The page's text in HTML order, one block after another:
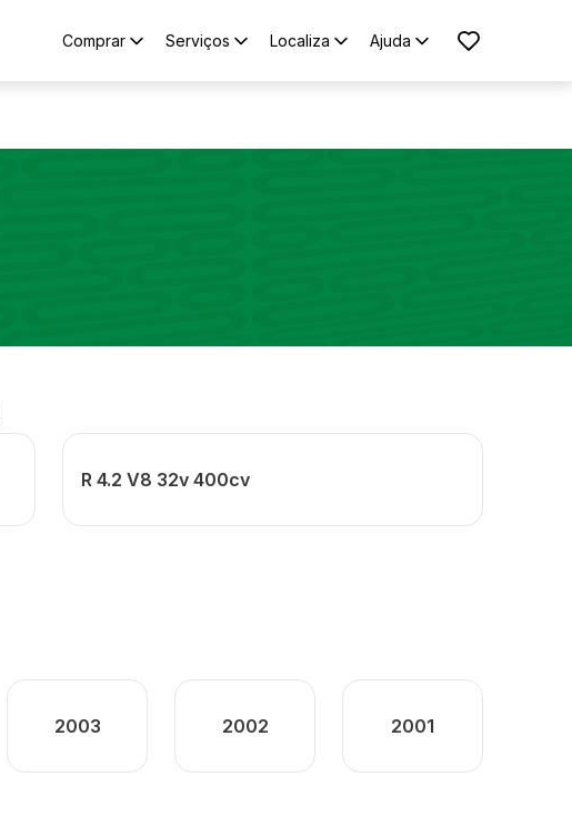
Comprar Serviços Localiza Ajuda
R 4.2 V8 32v 400cv
2003 2002 2001